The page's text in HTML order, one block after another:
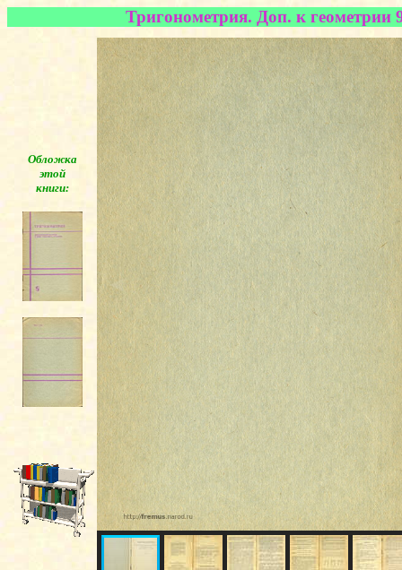
Тригонометрия. Доп. к геометрии
Обложка
этой
книги:
◄